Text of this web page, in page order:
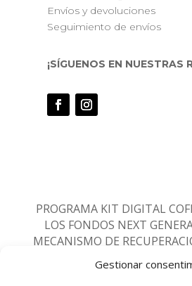
Gestionar
Envíos y devoluciones
Seguimiento de envíos
¡SÍGUENOS EN NUESTRAS
PROGRAMA KIT DIGITAL
LOS FONDOS NEXT
MECANISMO DE